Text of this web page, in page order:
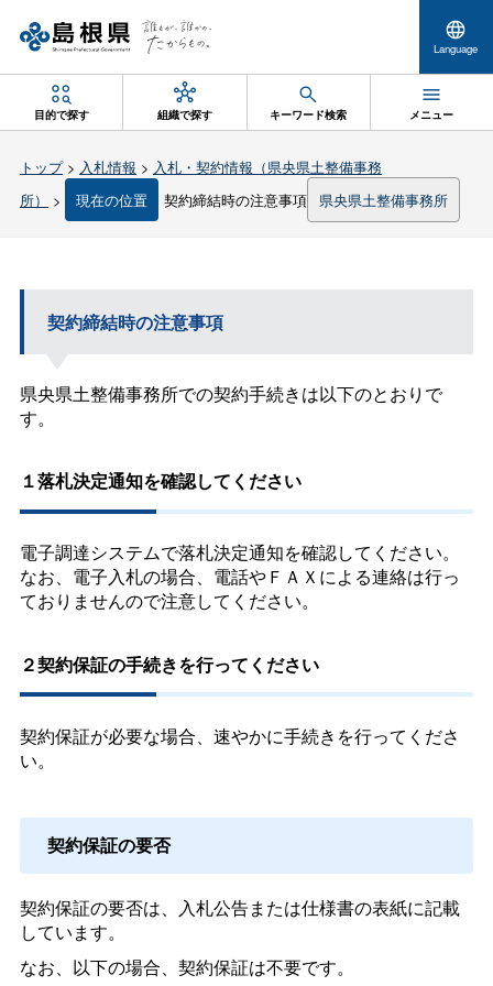
Language
目的で探す 組織で探す キーワード検索 メニュー
トップ> 入札情報 > 入札・契約情報（県央県土整備事務
所）
> 現在の位置 契約締結時の注意事項 県央県土整備事務所
契約締結時の注意事項
県央県土整備事務所での契約手続きは以下のとおりで
す。
１落札決定通知を確認してください
電子調達システムで落札決定通知を確認してください。
なお、電子入札の場合、電話やＦＡＸによる連絡は行っ
ておりませんので注意してください。
２契約保証の手続きを行ってください
契約保証が必要な場合、速やかに手続きを行ってくださ
い。
契約保証の要否
契約保証の要否は、入札公告または仕様書の表紙に記載
しています。
なお、以下の場合、契約保証は不要です。